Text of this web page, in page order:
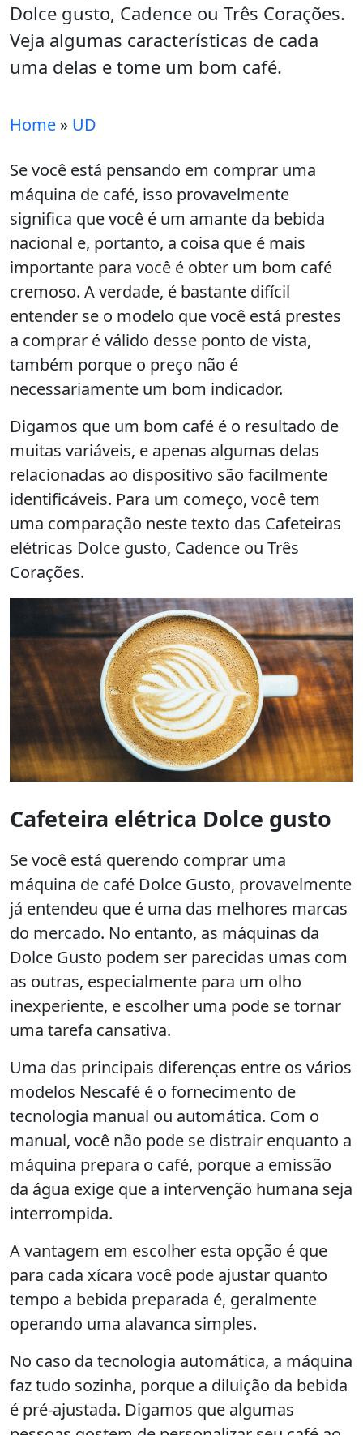
Dolce gusto, Cadence ou Três Corações.
Veja algumas características de cada
uma delas e tome um bom café.
Home » UD
Se você está pensando em comprar uma
máquina de café, isso provavelmente
significa que você é um amante da bebida
nacional e, portanto, a coisa que é mais
importante para você é obter um bom café
cremoso. A verdade, é bastante difícil
entender se o modelo que você está prestes
a comprar é válido desse ponto de vista,
também porque o preço não é
necessariamente um bom indicador.
Digamos que um bom café é o resultado de
muitas variáveis, e apenas algumas delas
relacionadas ao dispositivo são facilmente
identificáveis. Para um começo, você tem
uma comparação neste texto das Cafeteiras
elétricas Dolce gusto, Cadence ou Três
Corações.
Cafeteira elétrica Dolce gusto
Se você está querendo comprar uma
máquina de café Dolce Gusto, provavelmente
já entendeu que é uma das melhores marcas
do mercado. No entanto, as máquinas da
Dolce Gusto podem ser parecidas umas com
as outras, especialmente para um olho
inexperiente, e escolher uma pode se tornar
uma tarefa cansativa.
Uma das principais diferenças entre os vários
modelos Nescafé é o fornecimento de
tecnologia manual ou automática. Com o
manual, você não pode se distrair enquanto a
máquina prepara o café, porque a emissão
da água exige que a intervenção humana seja
interrompida.
A vantagem em escolher esta opção é que
para cada xícara você pode ajustar quanto
tempo a bebida preparada é, geralmente
operando uma alavanca simples.
No caso da tecnologia automática, a máquina
faz tudo sozinha, porque a diluição da bebida
é pré-ajustada. Digamos que algumas